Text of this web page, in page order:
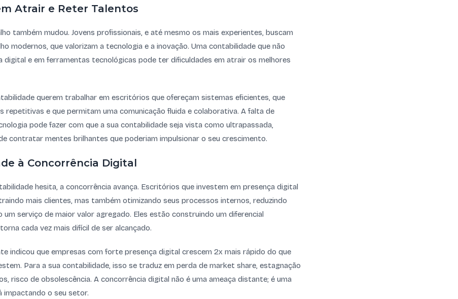
Atrair e Reter Talentos
também mudou. Jovens profissionais, e até mesmo os mais experientes, buscam
modernos, que valorizam a tecnologia e a inovação. Uma contabilidade que não
digital e em ferramentas tecnológicas pode ter dificuldades em atrair os melhores
querem trabalhar em escritórios que ofereçam sistemas eficientes, que
repetitivas e que permitam uma comunicação fluida e colaborativa. A falta de
pode fazer com que a sua contabilidade seja vista como ultrapassada,
contratar mentes brilhantes que poderiam impulsionar o seu crescimento.
à Concorrência Digital
hesita, a concorrência avança. Escritórios que investem em presença digital
mais clientes, mas também otimizando seus processos internos, reduzindo
um serviço de maior valor agregado. Eles estão construindo um diferencial
cada vez mais difícil de ser alcançado.
indicou que empresas com forte presença digital crescem 2x mais rápido do que
Para a sua contabilidade, isso se traduz em perda de market share, estagnação
risco de obsolescência. A concorrência digital não é uma ameaça distante; é uma
impactando o seu setor.